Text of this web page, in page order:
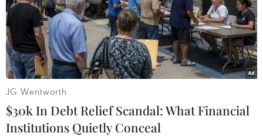
JG Wentworth
$30k In Debt Relief Scandal: What Financial
Institutions Quietly Conceal